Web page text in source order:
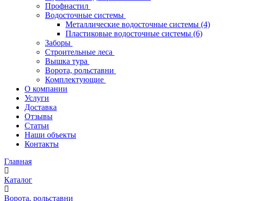
Профнастил
Водосточные системы
Металлические водосточные системы (4)
Пластиковые водосточные системы (6)
Заборы
Строительные леса
Вышка тура
Ворота, рольставни
Комплектующие
О компании
Услуги
Доставка
Отзывы
Статьи
Наши объекты
Контакты
Главная
Каталог
Ворота, рольставни